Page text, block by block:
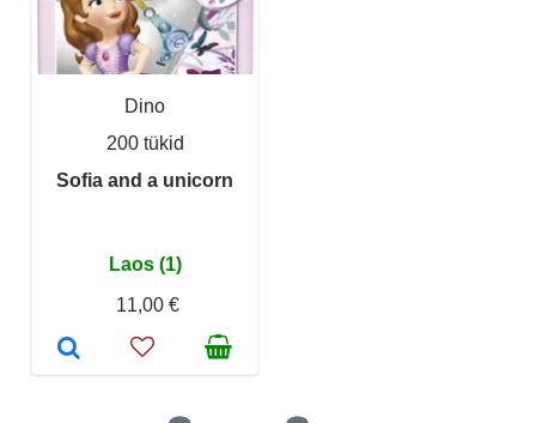
Dino
200 tükid
Sofia and a unicorn
Laos (1)
11,00 €